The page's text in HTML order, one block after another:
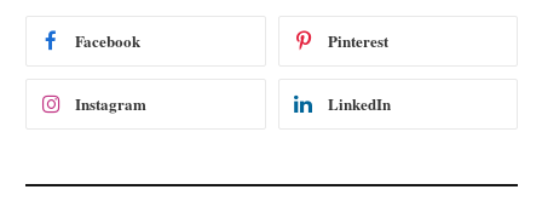
Facebook Pinterest
Instagram LinkedIn